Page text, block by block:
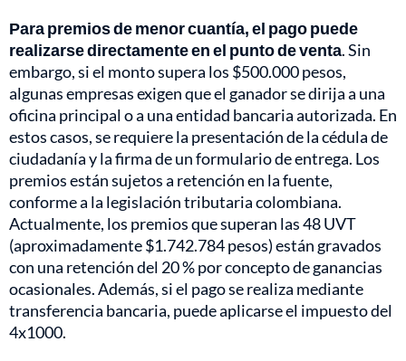
Para premios de menor cuantía, el pago puede
realizarse directamente en el punto de venta. Sin
embargo, si el monto supera los $500.000 pesos,
algunas empresas exigen que el ganador se dirija a una
oficina principal o a una entidad bancaria autorizada. En
estos casos, se requiere la presentación de la cédula de
ciudadanía y la firma de un formulario de entrega. Los
premios están sujetos a retención en la fuente,
conforme a la legislación tributaria colombiana.
Actualmente, los premios que superan las 48 UVT
(aproximadamente $1.742.784 pesos) están gravados
con una retención del 20 % por concepto de ganancias
ocasionales. Además, si el pago se realiza mediante
transferencia bancaria, puede aplicarse el impuesto del
4x1000.